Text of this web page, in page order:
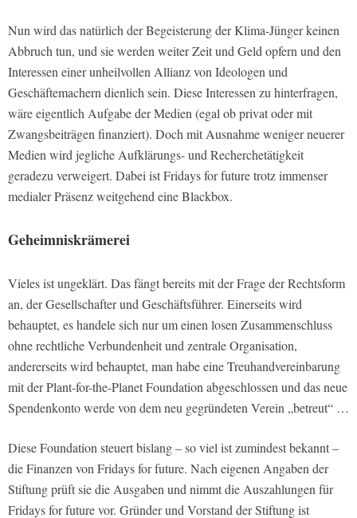
Nun wird das natürlich der Begeisterung der Klima-Jünger keinen
Abbruch tun, und sie werden weiter Zeit und Geld opfern und den
Interessen einer unheilvollen Allianz von Ideologen und
Geschäftemachern dienlich sein. Diese Interessen zu hinterfragen,
wäre eigentlich Aufgabe der Medien (egal ob privat oder mit
Zwangsbeiträgen finanziert). Doch mit Ausnahme weniger neuerer
Medien wird jegliche Aufklärungs- und Recherchetätigkeit
geradezu verweigert. Dabei ist Fridays for future trotz immenser
medialer Präsenz weitgehend eine Blackbox.
Geheimniskrämerei
Vieles ist ungeklärt. Das fängt bereits mit der Frage der Rechtsform
an, der Gesellschafter und Geschäftsführer. Einerseits wird
behauptet, es handele sich nur um einen losen Zusammenschluss
ohne rechtliche Verbundenheit und zentrale Organisation,
andererseits wird behauptet, man habe eine Treuhandvereinbarung
mit der Plant-for-the-Planet Foundation abgeschlossen und das neue
Spendenkonto werde von dem neu gegründeten Verein „betreut“ …
Diese Foundation steuert bislang – so viel ist zumindest bekannt –
die Finanzen von Fridays for future. Nach eigenen Angaben der
Stiftung prüft sie die Ausgaben und nimmt die Auszahlungen für
Fridays for future vor. Gründer und Vorstand der Stiftung ist